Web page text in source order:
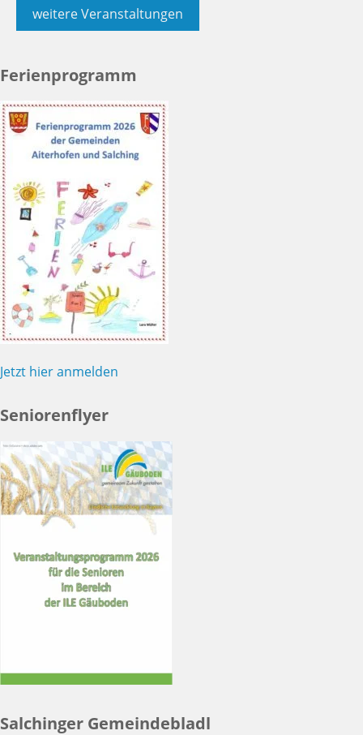
weitere Veranstaltungen
Ferienprogramm
Jetzt hier anmelden
Seniorenflyer
Salchinger Gemeindebladl